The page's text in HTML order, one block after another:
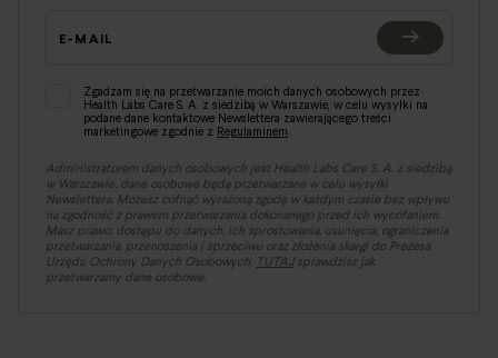
E-MAIL
Zgadzam się na przetwarzanie moich danych osobowych przez
Health Labs Care S. A. z siedzibą w Warszawie, w celu wysyłki na
podane dane kontaktowe Newslettera zawierającego treści
marketingowe zgodnie z Regulaminem.
Administratorem danych osobowych jest Health Labs Care S. A. z siedzibą
w Warszawie, dane osobowe będą przetwarzane w celu wysyłki
Newslettera. Możesz cofnąć wyrażoną zgodę w każdym czasie bez wpływu
na zgodność z prawem przetwarzania dokonanego przed ich wycofaniem.
Masz prawo: dostępu do danych, ich sprostowania, usunięcia, ograniczenia
przetwarzania, przenoszenia i sprzeciwu oraz złożenia skargi do Prezesa
Urzędu Ochrony Danych Osobowych. TUTAJsprawdzisz jak
przetwarzamy dane osobowe.